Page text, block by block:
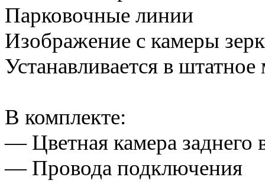
Парковочные линии
Изображение с камеры
Устанавливается в
В комплекте:
— Цветная камера заднего
— Провода подключения